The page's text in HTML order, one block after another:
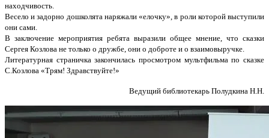
находчивость.
Весело и задорно дошколята наряжали «елочку», в роли которой выступили
они сами.
В заключение мероприятия ребята выразили общее мнение, что сказки
Сергея Козлова не только о дружбе, они о доброте и о взаимовыручке.
Литературная страничка закончилась просмотром мультфильма по сказке
С.Козлова «Трям! Здравствуйте!»
Ведущий библиотекарь Полудкина Н.Н.